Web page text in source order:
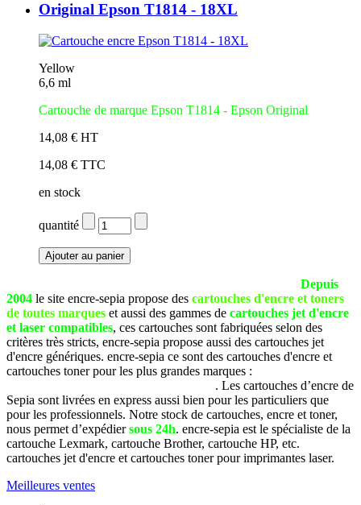
Original Epson T1814 - 18XL
Yellow
6,6 ml
Cartouche de marque Epson T1814 - Epson Original
14,08 € HT
14,08 € TTC
en stock
quantité
Depuis
2004 le site encre-sepia propose des cartouches d'encre et toners
de toutes marques et aussi des gammes de cartouches jet d'encre
et laser compatibles, ces cartouches sont fabriquées selon des
critères très stricts, encre-sepia propose aussi des cartouches jet
d'encre génériques. encre-sepia ce sont des cartouches d'encre et
cartouches toner pour les plus grandes marques :
. Les cartouches d’encre de
Sepia sont livrées en express aussi bien pour les particuliers que
pour les professionnels. Notre stock de cartouches, encre et toner,
nous permet d’expédiersous 24h. encre-sepia est le spécialiste de la
cartouche Lexmark, cartouche Brother, cartouche HP, etc.
cartouches jet d'encre et cartouches toner pour imprimantes laser.
Meilleures ventes